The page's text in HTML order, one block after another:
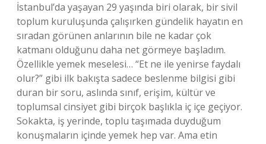
İstanbul’da yaşayan 29 yaşında biri olarak, bir sivil
toplum kuruluşunda çalışırken gündelik hayatın en
sıradan görünen anlarının bile ne kadar çok
katmanı olduğunu daha net görmeye başladım.
Özellikle yemek meselesi… “Et ne ile yenirse faydalı
olur?” gibi ilk bakışta sadece beslenme bilgisi gibi
duran bir soru, aslında sınıf, erişim, kültür ve
toplumsal cinsiyet gibi birçok başlıkla iç içe geçiyor.
Sokakta, iş yerinde, toplu taşımada duyduğum
konuşmaların içinde yemek hep var. Ama etin